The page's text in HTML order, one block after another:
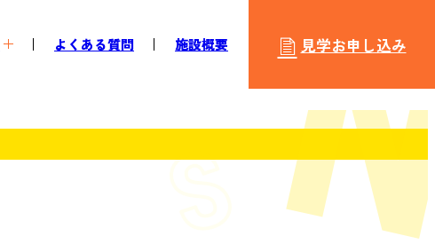
よくある質問 施設概要 見学お申し込み